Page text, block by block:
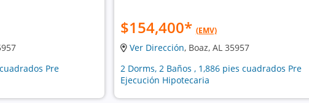
Pre
$154,400* (EMV)
Ver Dirección, Boaz, AL 35957
2 Dorms, 2 Baños , 1,886 pies cuadrados Pre
Ejecución Hipotecaria